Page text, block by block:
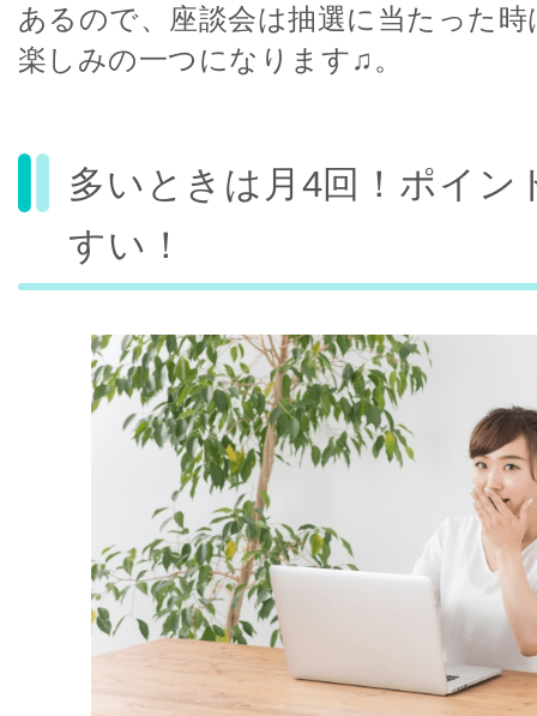
あるので、座談会は抽選に当たった
楽しみの一つになります♫。
多いときは月4回！ポイン
すい！